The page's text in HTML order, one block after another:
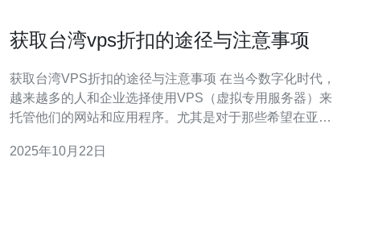
获取台湾vps折扣的途径与注意事项
获取台湾VPS折扣的途径与注意事项 在当今数字化时代，
越来越多的人和企业选择使用VPS（虚拟专用服务器）来
托管他们的网站和应用程序。尤其是对于那些希望在亚洲
环境和稳定性而备受青睐。然而，如何获取台湾VPS折
2025年10月22日